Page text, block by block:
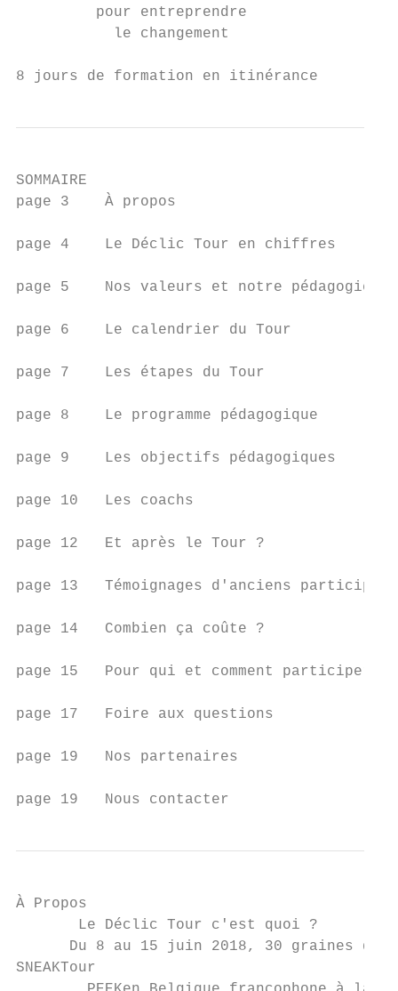
         pour entreprendre
           le changement
8 jours de formation en itinérance
SOMMAIRE
page 3    À propos
page 4    Le Déclic Tour en chiffres
page 5    Nos valeurs et notre pédagogie
page 6    Le calendrier du Tour
page 7    Les étapes du Tour
page 8    Le programme pédagogique
page 9    Les objectifs pédagogiques
page 10   Les coachs
page 12   Et après le Tour ?
page 13   Témoignages d'anciens
page 14   Combien ça coûte ?
page 15   Pour qui et comment participer ?
page 17   Foire aux questions
page 19   Nos partenaires
page 19   Nous contacter
À Propos
       Le Déclic Tour c'est quoi ?
Du 8 au 15 juin 2018, 30 graines
SNEAKTour